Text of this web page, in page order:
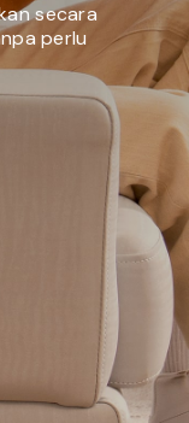
secara
perlu